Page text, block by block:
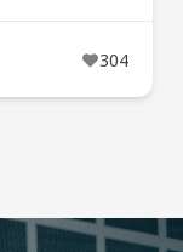
304